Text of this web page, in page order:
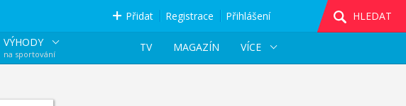
Přidat Registrace Přihlášení
HLEDAT
VÝHODY
na sportování
VÍCE
MAGAZÍN
TV